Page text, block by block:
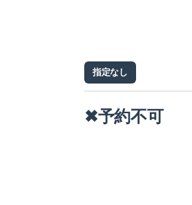
指定なし
✖予約不可